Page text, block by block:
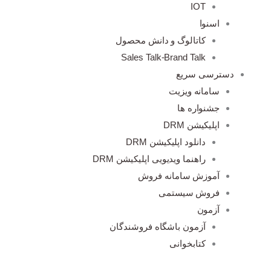
IOT
اسنوا
کاتالوگ و دانش محصول
Sales Talk-Brand Talk
دسترسی سریع
سامانه ویزیت
جشنواره ها
اپلیکیشن DRM
دانلود اپلیکیشن DRM
راهنما ویدیویی اپلیکیشن DRM
آموزش سامانه فروش
فروش سیستمی
آزمون
آزمون باشگاه فروشندگان
کتابخوانی